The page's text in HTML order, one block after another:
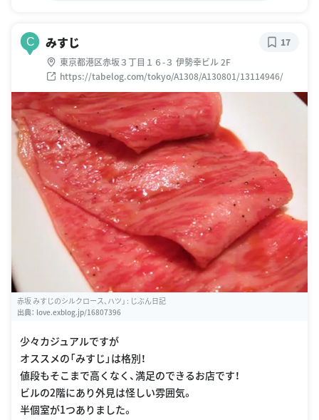
C みすじ
東京都港区赤坂３丁目１６-３ 伊勢幸ビル 2F
https://tabelog.com/tokyo/A1308/A130801/13114946/
17
赤坂 みすじのシルクロース、ハツ」 : じぶん日記
出典： love.exblog.jp/16807396
少々カジュアルですが
オススメの「みすじ」は格別！
値段もそこまで高くなく、満足のできるお店です！
ビルの2階にあり外見は怪しい雰囲気。
半個室が1つありました。